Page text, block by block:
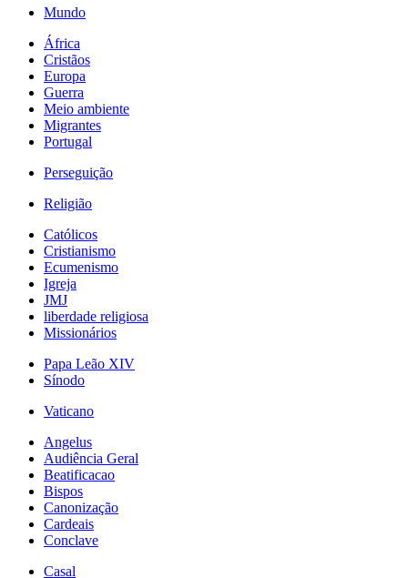
Mundo
África
Cristãos
Europa
Guerra
Meio ambiente
Migrantes
Portugal
Perseguição
Religião
Católicos
Cristianismo
Ecumenismo
Igreja
JMJ
liberdade religiosa
Missionários
Papa Leão XIV
Sínodo
Vaticano
Angelus
Audiência Geral
Beatificacao
Bispos
Canonização
Cardeais
Conclave
Casal